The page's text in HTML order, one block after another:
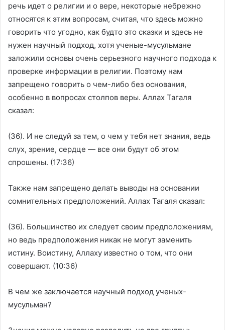
речь идет о религии и о вере, некоторые небрежно
относятся к этим вопросам, считая, что здесь можно
говорить что угодно, как будто это сказки и здесь не
нужен научный подход, хотя ученые-мусульмане
заложили основы очень серьезного научного подхода к
проверке информации в религии. Поэтому нам
запрещено говорить о чем-либо без основания,
особенно в вопросах столпов веры. Аллах Тагаля
сказал:
(36). И не следуй за тем, о чем у тебя нет знания, ведь
слух, зрение, сердце — все они будут об этом
спрошены. (17:36)
Также нам запрещено делать выводы на основании
сомнительных предположений. Аллах Тагаля сказал:
(36). Большинство их следует своим предположениям,
но ведь предположения никак не могут заменить
истину. Воистину, Аллаху известно о том, что они
совершают. (10:36)
В чем же заключается научный подход ученых-
мусульман?